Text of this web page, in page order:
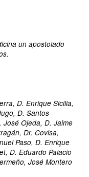
un apostolado
D. Enrique Sicilia,
D. Santos
José Ojeda, D. Jaime
Dr. Covisa,
Paso, D. Enrique
D. Eduardo Palacio
José Montero